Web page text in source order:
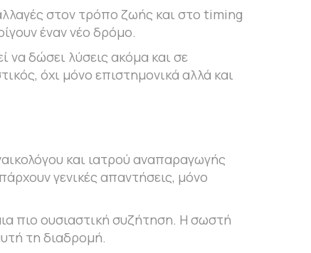
στον τρόπο ζωής και στο timing
έναν νέο δρόμο.
να δώσει λύσεις ακόμα και σε
όχι μόνο επιστημονικά αλλά και
και ιατρού αναπαραγωγής
γενικές απαντήσεις, μόνο
πιο ουσιαστική συζήτηση. Η σωστή
τη διαδρομή.